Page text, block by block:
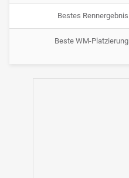
Bestes Rennergebnis
Beste WM-Platzierung